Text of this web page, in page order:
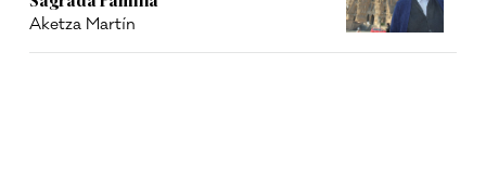
Aketza Martín